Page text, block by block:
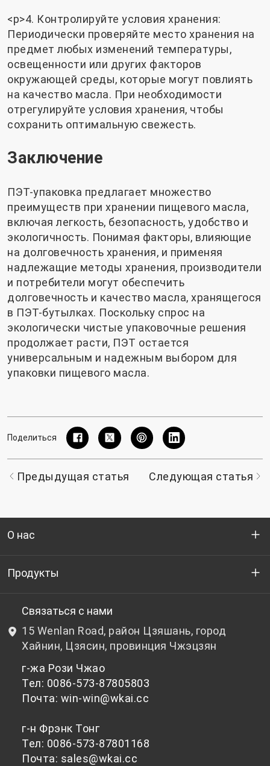
<р>4. Контролируйте условия хранения:
Периодически проверяйте место хранения на
предмет любых изменений температуры,
освещенности или других факторов
окружающей среды, которые могут повлиять
на качество масла. При необходимости
отрегулируйте условия хранения, чтобы
сохранить оптимальную свежесть.
Заключение
ПЭТ-упаковка предлагает множество
преимуществ при хранении пищевого масла,
включая легкость, безопасность, удобство и
экологичность. Понимая факторы, влияющие
на долговечность хранения, и применяя
надлежащие методы хранения, производители
и потребители могут обеспечить
долговечность и качество масла, хранящегося
в ПЭТ-бутылках. Поскольку спрос на
экологически чистые упаковочные решения
продолжает расти, ПЭТ остается
универсальным и надежным выбором для
упаковки пищевого масла.
Поделиться
Предыдущая статья Следующая статья
О нас
Кто мы
НИОКР
Новости и события
политика конфиденциальности
Продукты
Бутылочный ПЭТ-гранулят
Небутылочный ПЭТ-гранулят
Связаться с нами
15 Wenlan Road, район Цзяшань, город
Хайнин, Цзясин, провинция Чжэцзян
г-жа Рози Чжао
Тел: 0086-573-87805803
Почта: win-win@wkai.cc
г-н Фрэнк Тонг
Тел: 0086-573-87801168
Почта: sales@wkai.cc